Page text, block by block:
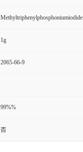
Methyltriphenylphosphoniumiodide
1g
2065-66-9
99%%
否